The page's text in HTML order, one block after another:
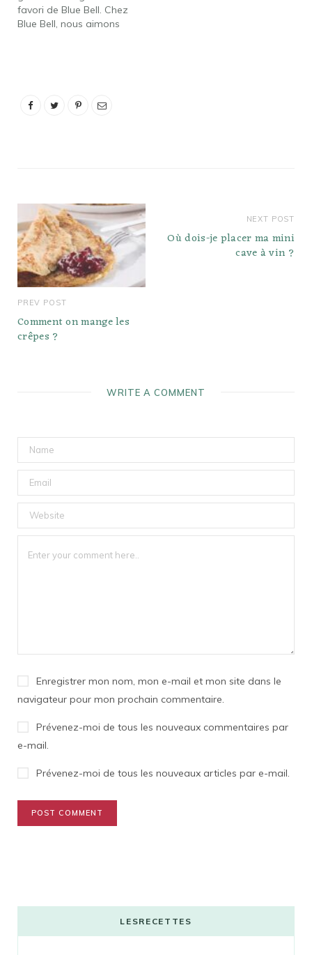
Beaucoup…
favori de Blue Bell. Chez
Blue Bell, nous aimons
gluten? La réponse
PREV POST
Comment on mange les
crêpes ?
NEXT POST
Où dois-je placer ma mini
cave à vin ?
WRITE A COMMENT
Enregistrer mon nom, mon e-mail et mon site dans le
navigateur pour mon prochain commentaire.
Prévenez-moi de tous les nouveaux commentaires par
e-mail.
Prévenez-moi de tous les nouveaux articles par e-mail.
LESRECETTES